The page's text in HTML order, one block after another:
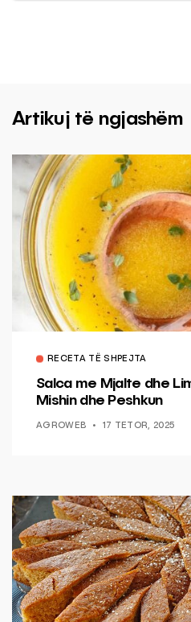
Artikuj të ngjashëm
RECETA TË SHPEJTA
Salca me Mjalte dhe
Mishin dhe Peshkun
AGROWEB 17 TETOR, 2025